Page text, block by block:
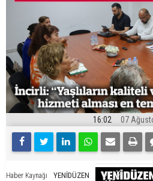
16:02 07
Haber Kaynağı YENİDÜZEN